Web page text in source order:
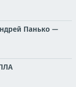
Панько —